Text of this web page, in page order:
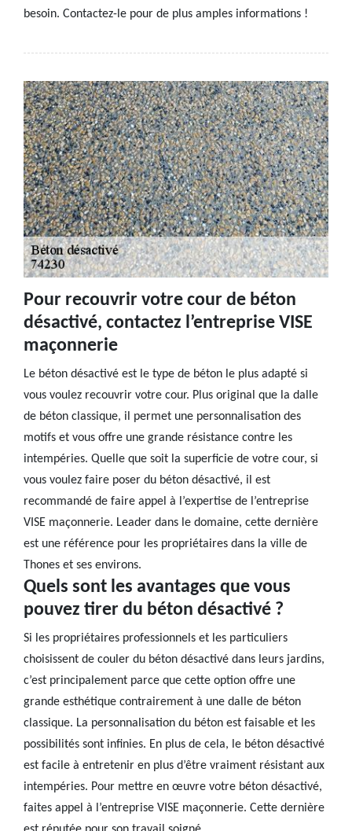
besoin. Contactez-le pour de plus amples informations !
Pour recouvrir votre cour de béton
désactivé, contactez l’entreprise VISE
maçonnerie
Le béton désactivé est le type de béton le plus adapté si
vous voulez recouvrir votre cour. Plus original que la dalle
de béton classique, il permet une personnalisation des
motifs et vous offre une grande résistance contre les
intempéries. Quelle que soit la superficie de votre cour, si
vous voulez faire poser du béton désactivé, il est
recommandé de faire appel à l’expertise de l’entreprise
VISE maçonnerie. Leader dans le domaine, cette dernière
est une référence pour les propriétaires dans la ville de
Thones et ses environs.
Quels sont les avantages que vous
pouvez tirer du béton désactivé ?
Si les propriétaires professionnels et les particuliers
choisissent de couler du béton désactivé dans leurs jardins,
c’est principalement parce que cette option offre une
grande esthétique contrairement à une dalle de béton
classique. La personnalisation du béton est faisable et les
possibilités sont infinies. En plus de cela, le béton désactivé
est facile à entretenir en plus d’être vraiment résistant aux
intempéries. Pour mettre en œuvre votre béton désactivé,
faites appel à l’entreprise VISE maçonnerie. Cette dernière